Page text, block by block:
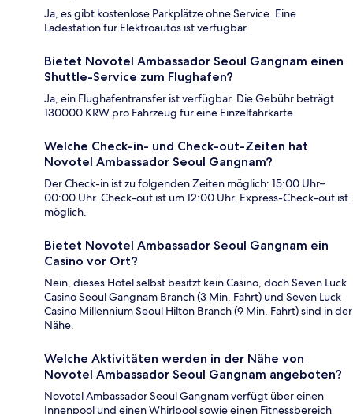
Ja, es gibt kostenlose Parkplätze ohne Service. Eine
Ladestation für Elektroautos ist verfügbar.
Bietet Novotel Ambassador Seoul Gangnam einen
Shuttle-Service zum Flughafen?
Ja, ein Flughafentransfer ist verfügbar. Die Gebühr beträgt
130000 KRW pro Fahrzeug für eine Einzelfahrkarte.
Welche Check-in- und Check-out-Zeiten hat
Novotel Ambassador Seoul Gangnam?
Der Check-in ist zu folgenden Zeiten möglich: 15:00 Uhr–
00:00 Uhr. Check-out ist um 12:00 Uhr. Express-Check-out ist
möglich.
Bietet Novotel Ambassador Seoul Gangnam ein
Casino vor Ort?
Nein, dieses Hotel selbst besitzt kein Casino, doch Seven Luck
Casino Seoul Gangnam Branch (3 Min. Fahrt) und Seven Luck
Casino Millennium Seoul Hilton Branch (9 Min. Fahrt) sind in der
Nähe.
Welche Aktivitäten werden in der Nähe von
Novotel Ambassador Seoul Gangnam angeboten?
Novotel Ambassador Seoul Gangnam verfügt über einen
Innenpool und einen Whirlpool sowie einen Fitnessbereich